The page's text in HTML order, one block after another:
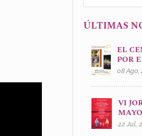
ÚLTIMAS
EL
POR
08 Ago,
VI
22 Jul,